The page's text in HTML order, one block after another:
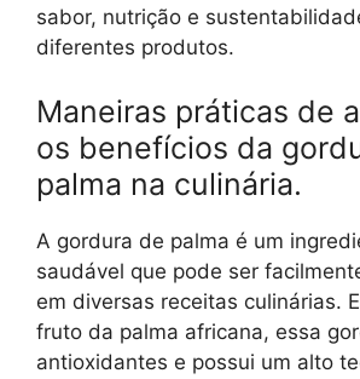
sabor, nutrição e
diferentes produtos.
Maneiras práticas de
os benefícios da
palma na culinária.
A gordura de palma é um
saudável que pode ser
em diversas receitas culinárias.
fruto da palma africana, essa
antioxidantes e possui um alto